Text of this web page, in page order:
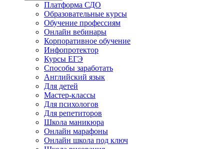
Платформа СДО
Образовательные курсы
Обучение профессиям
Онлайн вебинары
Корпоративное обучение
Инфопротектор
Курсы ЕГЭ
Способы заработать
Английский язык
Для детей
Мастер-классы
Для психологов
Для репетиторов
Школа маникюра
Онлайн марафоны
Онлайн школа под ключ